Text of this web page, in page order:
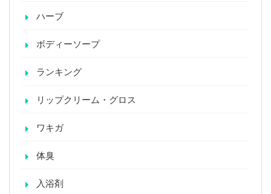
ハーブ
ボディーソープ
ランキング
リップクリーム・グロス
ワキガ
体臭
入浴剤